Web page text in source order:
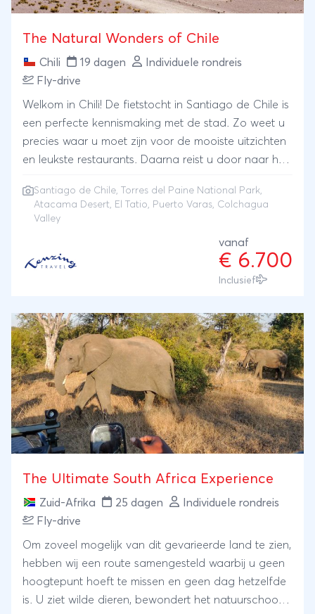
The Natural Wonders of Chile
Chili 19 dagen
Individuele rondreis
Fly-drive
Welkom in Chili! De fietstocht in Santiago de Chile is
een perfecte kennismaking met de stad. Zo weet u
precies waar u moet zijn voor de mooiste uitzichten
en leukste restaurants. Daarna reist u door naar het
Atacamawoestijn. De geisers van El Tatio op 4.400
meter hoogte zijn een bron voor prachtige foto’s.
op het bezoek aan natuurpark Torres del Paine. Met
gigantische besneeuwde bergtoppen, ijzige gletsjers,
azuurblauwe meren en klaterende watervallen gaat
waar u ooit bent geweest. Met een goed glas Merlot
en uitzicht op de Colchagua Valley laat u uw
avonturen van afgelopen dagen nog een rustig
passeren. De grote afstanden tijdens deze reis
worden afgelegd met een binnenlandse vlucht. In
Puerto Varas, Torres del Paine en Colchagua Valley
heeft u de beschikking over een eigen huurauto,
zodat u deze prachtige gebieden in uw eigen
Santiago de Chile, Torres del Paine National Park,
Atacama Desert, El Tatio, Puerto Varas, Colchagua
Valley
vanaf
€ 6.700
Inclusief
The Ultimate South Africa Experience
Zuid-Afrika 25 dagen
Individuele rondreis
Fly-drive
Om zoveel mogelijk van dit gevarieerde land te zien,
hebben wij een route samengesteld waarbij u geen
hoogtepunt hoeft te missen en geen dag hetzelfde
is. U ziet wilde dieren, bewondert het natuurschoon